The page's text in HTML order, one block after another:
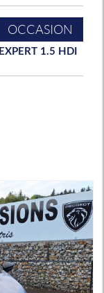
OCCASION
1.5 HDI